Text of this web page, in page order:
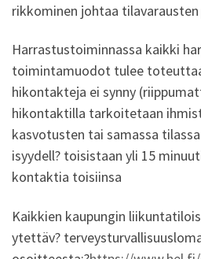
rikkominen johtaa
Harrastustoiminnassa kaikki
toimintamuodot tulee
hikontakteja ei synny
hikontaktilla tarkoitetaan
kasvotusten tai samassa
isyydell? toisistaan yli 15
kontaktia toisiinsa
Kaikkien kaupungin
ytettäv?